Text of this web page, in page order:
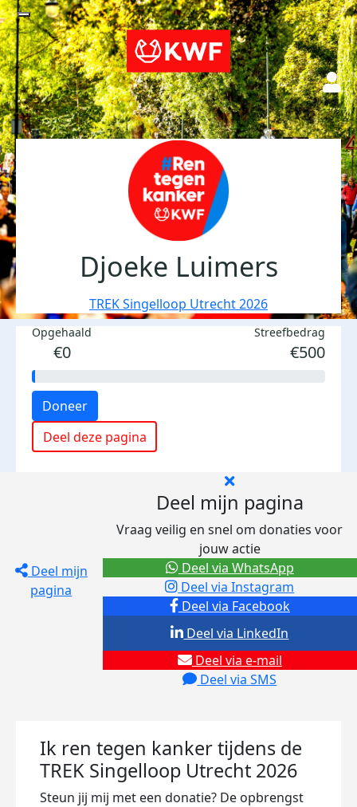
Djoeke Luimers
TREK Singelloop Utrecht 2026
Opgehaald
€0
Streefbedrag
€500
Doneer
Deel deze pagina
Deel mijn
pagina
Deel mijn pagina
Vraag veilig en snel om donaties voor
jouw actie
Deel via Facebook
Deel via Instagram
Deel via e-mail
Deel via SMS
Deel via LinkedIn
Deel via WhatsApp
Ik ren tegen kanker tijdens de
TREK Singelloop Utrecht 2026
Steun jij mij met een donatie? De opbrengst